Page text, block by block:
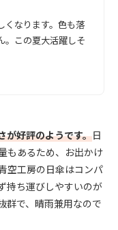
くなります。色も落
。この夏大活躍しそ
が好評のようです。日
もあるため、お出かけ
空工房の日傘はコンパ
持ち運びしやすいのが
群で、晴雨兼用なので